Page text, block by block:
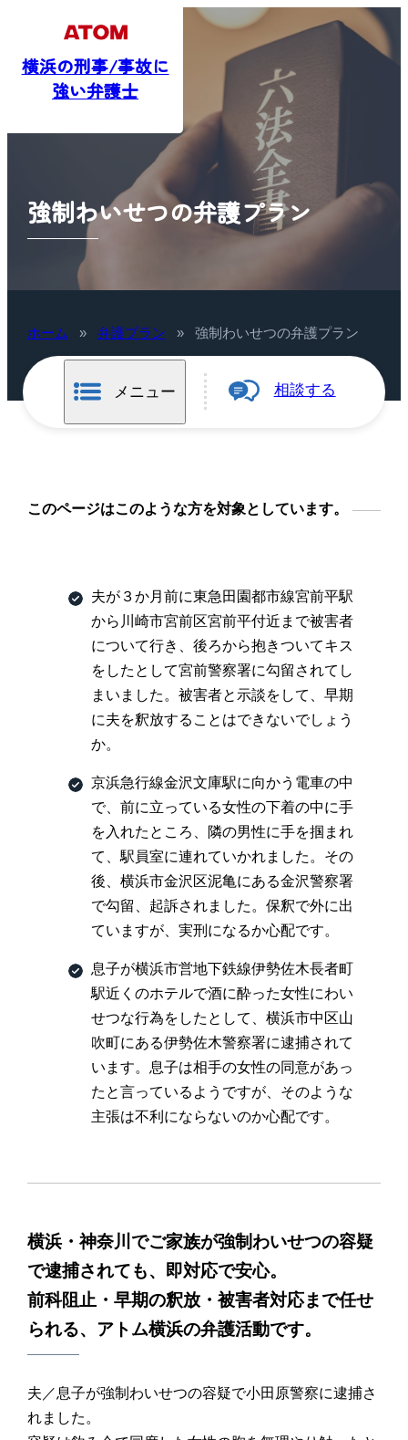
横浜の刑事/事故に
強制わいせつの弁護プラン
ホーム » 弁護プラン » 強制わいせつの弁護プラン
メニュー 相談する
このページはこのような方を対象としています。
夫が３か月前に東急田園都市線宮前平駅
から川崎市宮前区宮前平付近まで被害者
について行き、後ろから抱きついてキス
をしたとして宮前警察署に勾留されてし
まいました。被害者と示談をして、早期
に夫を釈放することはできないでしょう
か。
京浜急行線金沢文庫駅に向かう電車の中
で、前に立っている女性の下着の中に手
を入れたところ、隣の男性に手を掴まれ
て、駅員室に連れていかれました。その
後、横浜市金沢区泥亀にある金沢警察署
で勾留、起訴されました。保釈で外に出
ていますが、実刑になるか心配です。
息子が横浜市営地下鉄線伊勢佐木長者町
駅近くのホテルで酒に酔った女性にわい
せつな行為をしたとして、横浜市中区山
吹町にある伊勢佐木警察署に逮捕されて
います。息子は相手の女性の同意があっ
たと言っているようですが、そのような
主張は不利にならないのか心配です。
横浜・神奈川でご家族が強制わいせつの容疑
で逮捕されても、即対応で安心。
前科阻止・早期の釈放・被害者対応まで任せ
られる、アトム横浜の弁護活動です。
夫／息子が強制わいせつの容疑で小田原警察に逮捕さ
れました。